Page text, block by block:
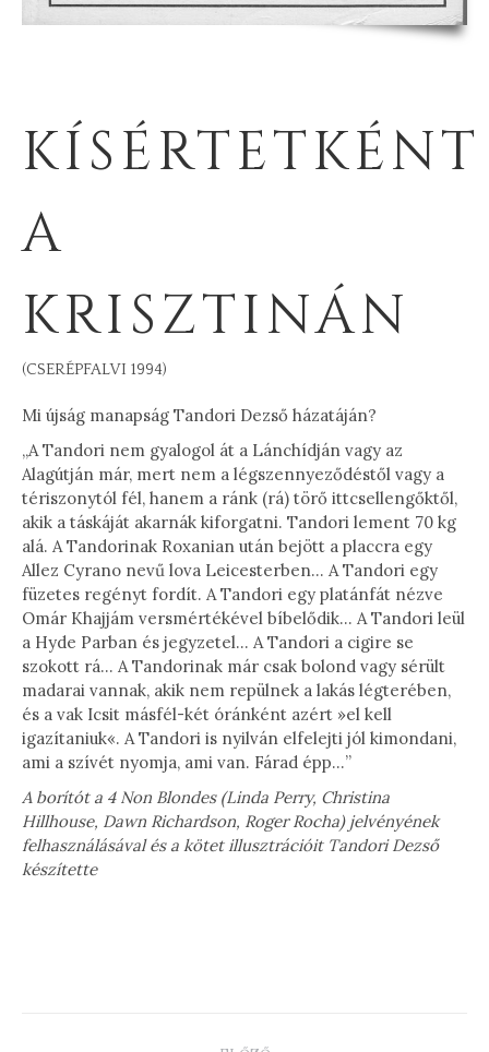
KÍSÉRTETKÉNT
A
KRISZTINÁN
(CSERÉPFALVI 1994)
Mi újság manapság Tandori Dezső házatáján?
„A Tandori nem gyalogol át a Lánchídján vagy az
Alagútján már, mert nem a légszennyeződéstől vagy a
tériszonytól fél, hanem a ránk (rá) törő ittcsellengőktől,
akik a táskáját akarnák kiforgatni. Tandori lement 70 kg
alá. A Tandorinak Roxanian után bejött a placcra egy
Allez Cyrano nevű lova Leicesterben… A Tandori egy
füzetes regényt fordít. A Tandori egy platánfát nézve
Omár Khajjám versmértékével bíbelődik… A Tandori leül
a Hyde Parban és jegyzetel… A Tandori a cigire se
szokott rá… A Tandorinak már csak bolond vagy sérült
madarai vannak, akik nem repülnek a lakás légterében,
és a vak Icsit másfél-két óránként azért »el kell
igazítaniuk«. A Tandori is nyilván elfelejti jól kimondani,
ami a szívét nyomja, ami van. Fárad épp…”
A borítót a 4 Non Blondes (Linda Perry, Christina
Hillhouse, Dawn Richardson, Roger Rocha) jelvényének
felhasználásával és a kötet illusztrációit Tandori Dezső
készítette
PROJECT